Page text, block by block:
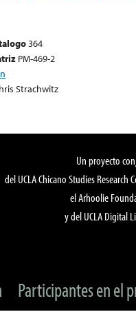
364
PM-469-2
Strachwitz
Un proyecto
del UCLA Chicano Studies Research
el Arhoolie
y del UCLA Digital
Participantes en el